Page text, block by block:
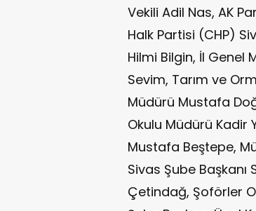
Vekili Adil Nas, AK
Halk Partisi (CHP)
Hilmi Bilgin, İl Genel
Sevim, Tarım ve
Müdürü Mustafa
Okulu Müdürü Kadir
Mustafa Beştepe,
Sivas Şube Başkanı
Çetindağ, Şoförler